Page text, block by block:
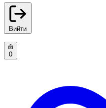
Вийти
0